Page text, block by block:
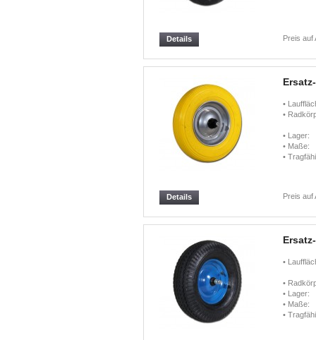
Preis auf
Details
•
•
• Lager:
• Maße:
•
Preis auf
Details
•
•
• Lager:
• Maße:
•